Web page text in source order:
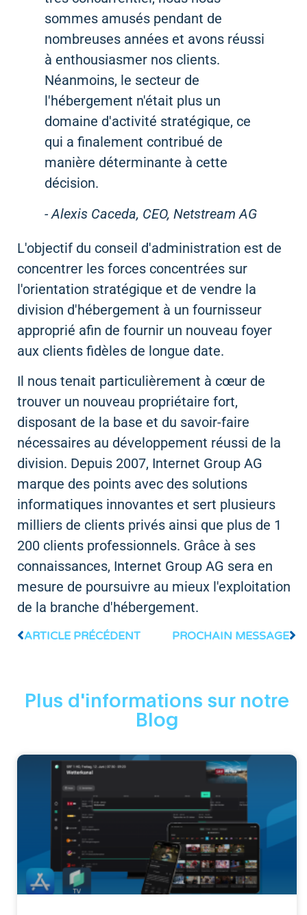
sommes amusés pendant de
nombreuses années et avons réussi
à enthousiasmer nos clients.
Néanmoins, le secteur de
l'hébergement n'était plus un
domaine d'activité stratégique, ce
qui a finalement contribué de
manière déterminante à cette
décision.
- Alexis Caceda, CEO, Netstream AG
L'objectif du conseil d'administration est de
concentrer les forces concentrées sur
l'orientation stratégique et de vendre la
division d'hébergement à un fournisseur
approprié afin de fournir un nouveau foyer
aux clients fidèles de longue date.
Il nous tenait particulièrement à cœur de
trouver un nouveau propriétaire fort,
disposant de la base et du savoir-faire
nécessaires au développement réussi de la
division. Depuis 2007, Internet Group AG
marque des points avec des solutions
informatiques innovantes et sert plusieurs
milliers de clients privés ainsi que plus de 1
200 clients professionnels. Grâce à ses
connaissances, Internet Group AG sera en
mesure de poursuivre au mieux l'exploitation
de la branche d'hébergement.
ARTICLE PRÉCÉDENT PROCHAIN MESSAGE
Plus d'informations sur notre
Blog